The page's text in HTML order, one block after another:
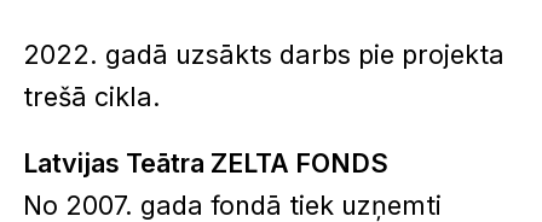
2022. gadā uzsākts darbs pie projekta
trešā cikla.
Latvijas Teātra ZELTA FONDS
No 2007. gada fondā tiek uzņemti